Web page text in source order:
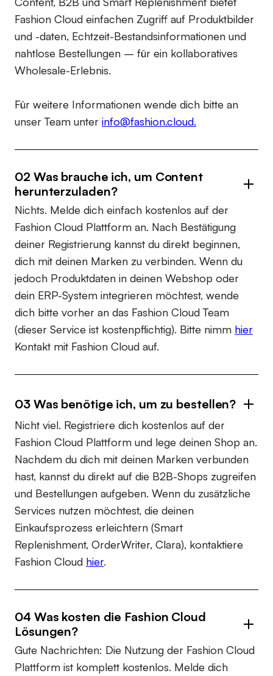
Fashion Cloud einfachen Zugriff auf Produktbilder
und -daten, Echtzeit-Bestandsinformationen und
nahtlose Bestellungen – für ein kollaboratives
Wholesale-Erlebnis.
Für weitere Informationen wende dich bitte an
unser Team unter info@fashion.cloud.
02 Was brauche ich, um Content
herunterzuladen?
Nichts. Melde dich einfach kostenlos auf der
Fashion Cloud Plattform an. Nach Bestätigung
deiner Registrierung kannst du direkt beginnen,
dich mit deinen Marken zu verbinden. Wenn du
jedoch Produktdaten in deinen Webshop oder
dein ERP-System integrieren möchtest, wende
dich bitte vorher an das Fashion Cloud Team
(dieser Service ist kostenpflichtig). Bitte nimm hier
Kontakt mit Fashion Cloud auf.
03 Was benötige ich, um zu bestellen?
Nicht viel. Registriere dich kostenlos auf der
Fashion Cloud Plattform und lege deinen Shop an.
Nachdem du dich mit deinen Marken verbunden
hast, kannst du direkt auf die B2B-Shops zugreifen
und Bestellungen aufgeben. Wenn du zusätzliche
Services nutzen möchtest, die deinen
Einkaufsprozess erleichtern (Smart
Replenishment, OrderWriter, Clara), kontaktiere
Fashion Cloud hier.
04 Was kosten die Fashion Cloud
Lösungen?
Gute Nachrichten: Die Nutzung der Fashion Cloud
Plattform ist komplett kostenlos. Melde dich